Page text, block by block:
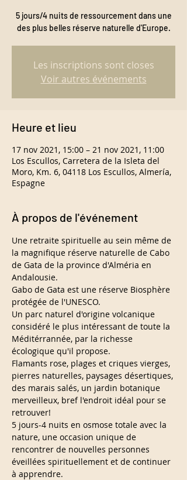
5 jours/4 nuits de ressourcement dans une
des plus belles réserve naturelle d'Europe.
Les inscriptions sont closes
Voir autres événements
Heure et lieu
17 nov 2021, 15:00 – 21 nov 2021, 11:00
Los Escullos, Carretera de la Isleta del
Moro, Km. 6, 04118 Los Escullos, Almería,
Espagne
À propos de l'événement
Une retraite spirituelle au sein même de
la magnifique réserve naturelle de Cabo
de Gata de la province d'Alméria en
Andalousie.
Gabo de Gata est une réserve Biosphère
protégée de l'UNESCO.
Un parc naturel d'origine volcanique
considéré le plus intéressant de toute la
Méditérrannée, par la richesse
écologique qu'il propose.
Flamants rose, plages et criques vierges,
pierres naturelles, paysages désertiques,
des marais salés, un jardin botanique
merveilleux, bref l'endroit idéal pour se
retrouver!
5 jours-4 nuits en osmose totale avec la
nature, une occasion unique de
rencontrer de nouvelles personnes
éveillées spirituellement et de continuer
à apprendre.